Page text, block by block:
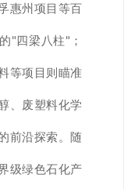
惠州项目等百
"四梁八柱"；
等项目则瞄准
、废塑料化学
前沿探索。随
级绿色石化产